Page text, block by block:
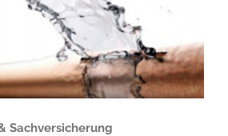
Sachversicherung